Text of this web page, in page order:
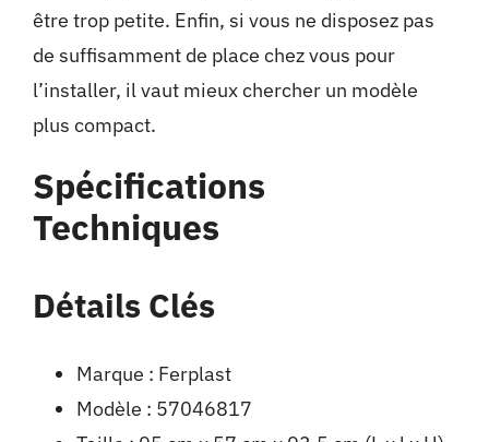
être trop petite. Enfin, si vous ne disposez pas
de suffisamment de place chez vous pour
l’installer, il vaut mieux chercher un modèle
plus compact.
Spécifications
Techniques
Détails Clés
Marque : Ferplast
Modèle : 57046817